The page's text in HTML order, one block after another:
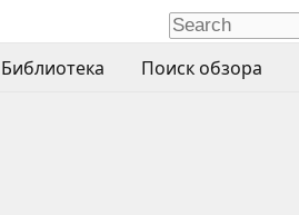
Библиотека Поиск обзора